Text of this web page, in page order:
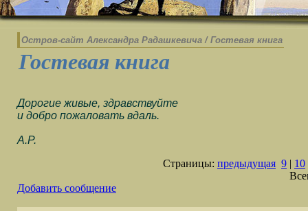
Остров-cайт Александра Радашкевича / Гостевая книга
Гостевая книга
Дорогие живые, здравствуйте
и добро пожаловать вдаль.
А.Р.
Страницы: предыдущая 9 | 10
Добавить сообщение